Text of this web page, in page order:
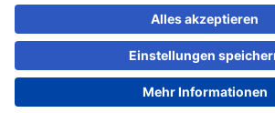
Impressum Datenschutz Kontakt